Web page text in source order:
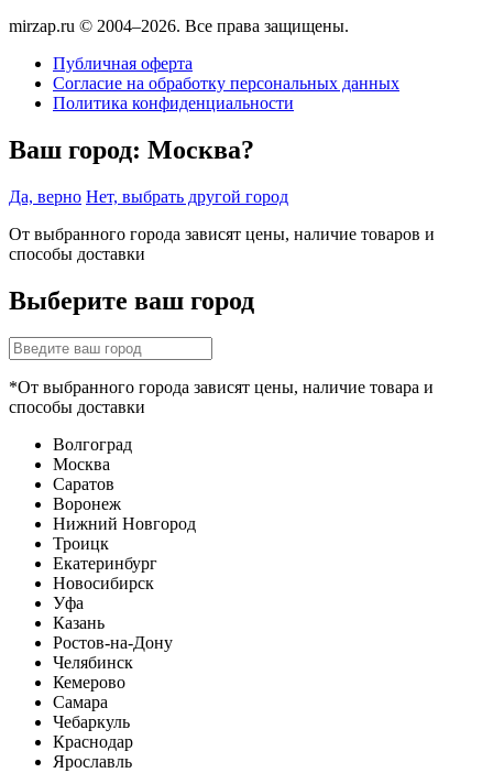
mirzap.ru © 2004–2026. Все права защищены.
Публичная оферта
Согласие на обработку персональных данных
Политика конфиденциальности
Ваш город: Москва?
Да, верно Нет, выбрать другой город
От выбранного города зависят цены, наличие товаров и
способы доставки
Выберите ваш город
*От выбранного города зависят цены, наличие товара и
способы доставки
Волгоград
Москва
Саратов
Воронеж
Нижний Новгород
Троицк
Екатеринбург
Новосибирск
Уфа
Казань
Ростов-на-Дону
Челябинск
Кемерово
Самара
Чебаркуль
Краснодар
Ярославль